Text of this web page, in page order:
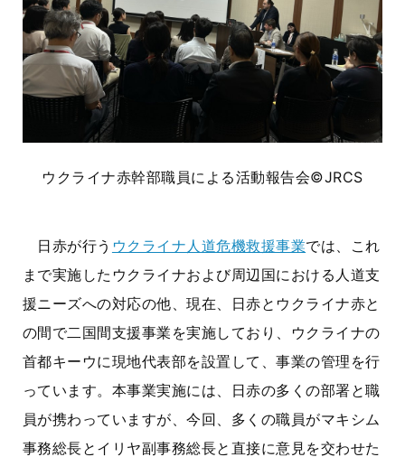
ウクライナ赤幹部職員による活動報告会©JRCS
日赤が行う ウクライナ人道危機救援事業では、これ
まで実施したウクライナおよび周辺国における人道支
援ニーズへの対応の他、現在、日赤とウクライナ赤と
の間で二国間支援事業を実施しており、ウクライナの
首都キーウに現地代表部を設置して、事業の管理を行
っています。本事業実施には、日赤の多くの部署と職
員が携わっていますが、今回、多くの職員がマキシム
事務総長とイリヤ副事務総長と直接に意見を交わせた